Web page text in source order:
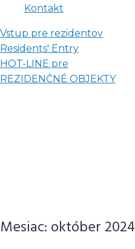
Kontakt
Vstup pre rezidentov
Residents' Entry
HOT-LINE pre
REZIDENČNÉ OBJEKTY
Mesiac: október 2024